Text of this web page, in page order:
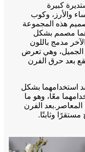
كبيرة
والأرز، وكوب
هذه المجموعة
مصمم بشكل
مدمج باللون
وهي تعرض
بعد حرق الفرن
استخدامهما بشكل
معًا، وهو ما
الفرن
وثابتًا.